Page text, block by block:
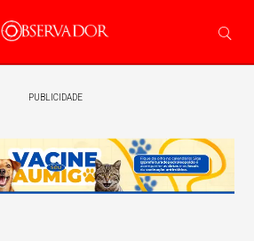
PUBLICIDADE